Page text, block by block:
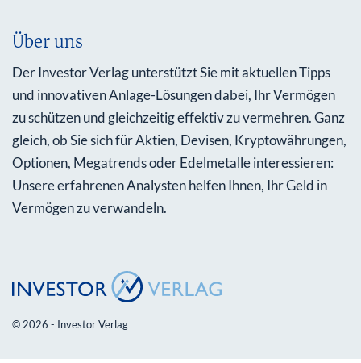
Über uns
Der Investor Verlag unterstützt Sie mit aktuellen Tipps
und innovativen Anlage-Lösungen dabei, Ihr Vermögen
zu schützen und gleichzeitig effektiv zu vermehren. Ganz
gleich, ob Sie sich für Aktien, Devisen, Kryptowährungen,
Optionen, Megatrends oder Edelmetalle interessieren:
Unsere erfahrenen Analysten helfen Ihnen, Ihr Geld in
Vermögen zu verwandeln.
© 2026 - Investor Verlag